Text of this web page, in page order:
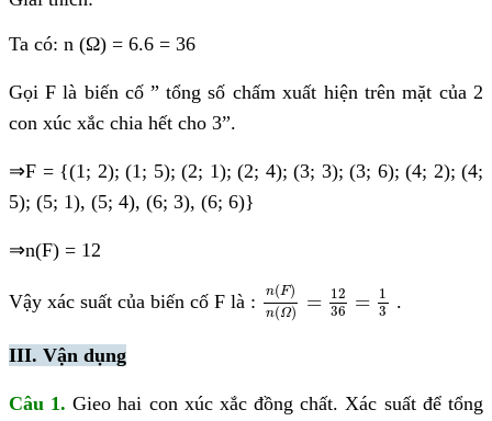
Ta có: n (Ω) = 6.6 = 36
Gọi F là biến cố ” tổng số chấm xuất hiện trên mặt của 2
con xúc xắc chia hết cho 3”.
⇒F = {(1; 2); (1; 5); (2; 1); (2; 4); (3; 3); (3; 6); (4; 2); (4;
5); (5; 1), (5; 4), (6; 3), (6; 6)}
⇒n(F) = 12
Vậy xác suất của biến cố F là : n(F)
n(Ω) = 12
36
= 1
3
n(F) )= 36
.
III. Vận dụng
Câu 1. Gieo hai con xúc xắc đồng chất. Xác suất để tổng